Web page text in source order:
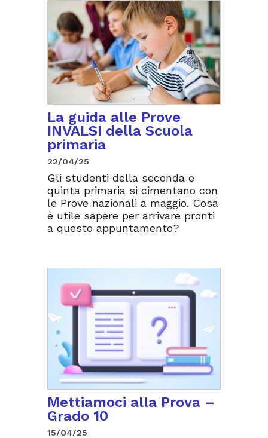
La guida alle Prove
INVALSI della Scuola
primaria
22/04/25
Gli studenti della seconda e
quinta primaria si cimentano con
le Prove nazionali a maggio. Cosa
è utile sapere per arrivare pronti
a questo appuntamento?
Mettiamoci alla Prova –
Grado 10
15/04/25